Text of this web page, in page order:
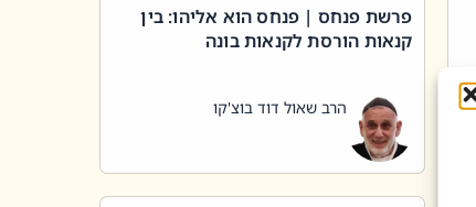
פרשת פנחס | פנחס הוא אליהו: בין
קנאות הורסת לקנאות בונה
הרב שאול דוד בוצ'קו